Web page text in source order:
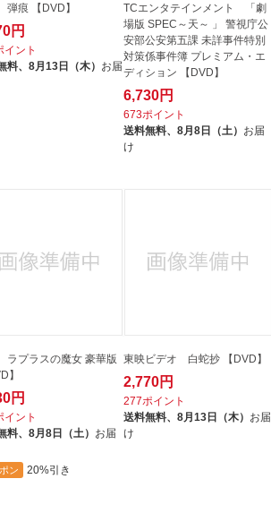
痕 【DVD】
円
イント
料、 8月13日（木） お届
TCエンタテインメント 「劇
場版 SPEC～天～ 」 警視庁公
安部公安第五課 未詳事件特別
対策係事件簿 プレミアム・エ
ディション 【DVD】
6,730円
673ポイント
送料無料、8月8日（土） お届
け
プラスの魔女 豪華版
】
円
イント
料、 8月8日（土） お届
ン 20%引き
東映ビデオ 白蛇抄 【DVD】
2,770円
277ポイント
送料無料、8月13日（木） お届
け